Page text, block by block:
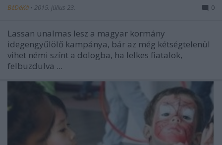
BéDéKá • 2015. július 23. 0
Lassan unalmas lesz a magyar kormány
idegengyűlölő kampánya, bár az még kétségtelenül
vihet némi színt a dologba, ha lelkes fiatalok,
felbuzdulva ...